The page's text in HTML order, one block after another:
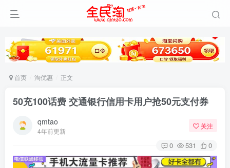
首页 淘优惠 正文
50充100话费 交通银行信用卡用户抢50元支付券
qmtao
4年前更新
关注
0 531 0